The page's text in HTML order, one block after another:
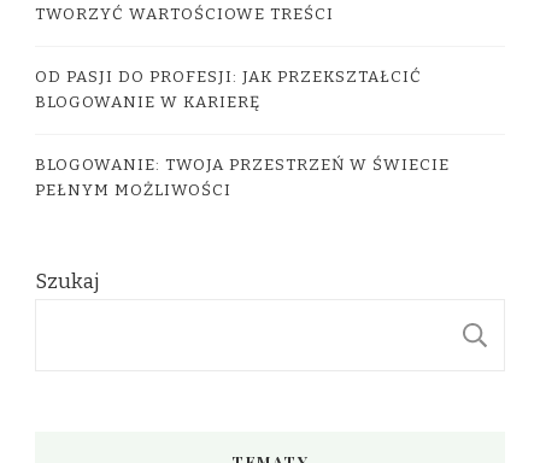
TWORZYĆ WARTOŚCIOWE TREŚCI
OD PASJI DO PROFESJI: JAK PRZEKSZTAŁCIĆ
BLOGOWANIE W KARIERĘ
BLOGOWANIE: TWOJA PRZESTRZEŃ W ŚWIECIE
PEŁNYM MOŻLIWOŚCI
Szukaj